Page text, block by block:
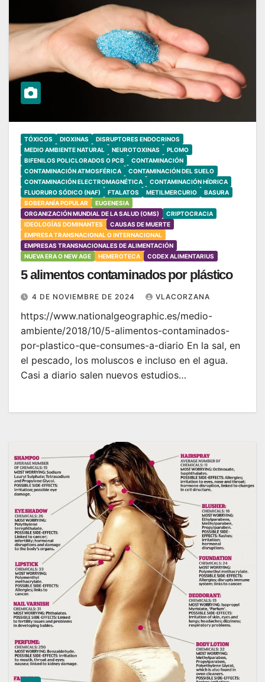
TÓXICOS DIOXINAS
DISRUPTORES ENDOCRINOS
MEDIO AMBIENTE NATURAL
NEUROTOXINAS
PLOMO
BIFENILOS POLICLORADOS O PCB
CONTAMINACIÓN
CONTAMINACIÓN ATMOSFÉRICA
CONTAMINACIÓN DEL SUELO
CONTAMINACIÓN ELECTROMAGNÉTICA
CONTAMINACIÓN HÍDRICA
FLUORURO SÓDICO (NAF)
FTALATOS METILMERCURIO
BASURA
SOBERANÍA POPULAR
EUGENESIA
ORGANIZACIÓN MUNDIAL DE LA SALUD (OMS)
CRIPTOCRACIA
IDEOLOGÍAS DOMINANTES
CAUSAS DE MUERTE
EMPRESA TRANSNACIONAL O INTERNACIONAL
EMPRESAS TRANSNACIONALES DE ALIMENTACIÓN
NUEVA ERA O NEW AGE
HEMEROTECA CODEX ALIMENTARIUS
5 alimentos contaminados por plástico
4 DE NOVIEMBRE DE 2024 VLACORZANA
https://www.nationalgeographic.es/medio-
ambiente/2018/10/5-alimentos-contaminados-
por-plastico-que-consumes-a-diario En la sal, en
el pescado, los moluscos e incluso en el agua.
Casi a diario salen nuevos estudios…